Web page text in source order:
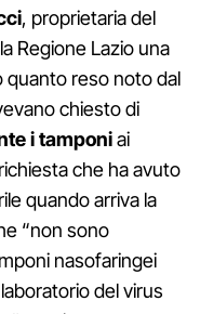
, proprietaria del
Regione Lazio una
quanto reso noto dal
chiesto di
i tamponiai
che ha avuto
quando arriva la
“non sono
nasofaringei
del virus